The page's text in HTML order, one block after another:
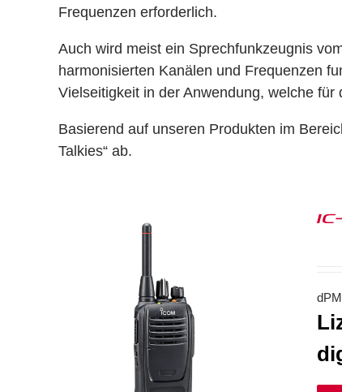
Frequenzen erforderlich.
Auch wird meist ein Sprechfunkzeugnis
harmonisierten Kanälen und Frequenzen
Vielseitigkeit in der Anwendung, welche
Basierend auf unseren Produkten im
Talkies“ ab.